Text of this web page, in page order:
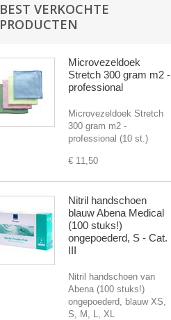
BEST VERKOCHTE
PRODUCTEN
Microvezeldoek
Stretch 300 gram m2 -
professional
Microvezeldoek Stretch
300 gram m2 -
professional (10 st.)
€ 11,50
Nitril handschoen
blauw Abena Medical
(100 stuks!)
ongepoederd, S - Cat.
III
Nitril handschoen van
Abena (100 stuks!)
ongepoederd, blauw XS,
S, M, L, XL